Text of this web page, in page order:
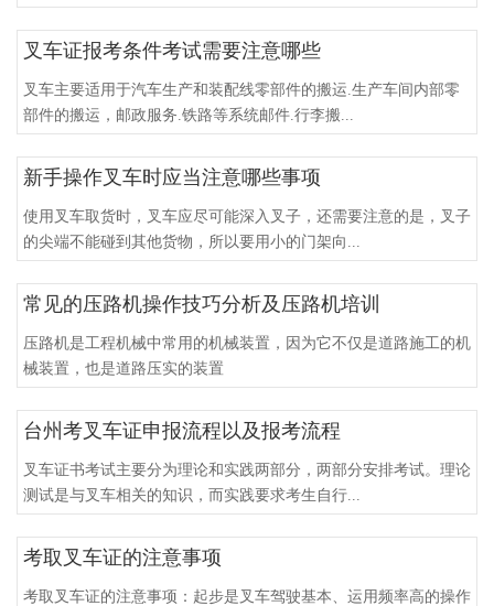
叉车证报考条件考试需要注意哪些
叉车主要适用于汽车生产和装配线零部件的搬运.生产车间内部零
部件的搬运，邮政服务.铁路等系统邮件.行李搬...
新手操作叉车时应当注意哪些事项
使用叉车取货时，叉车应尽可能深入叉子，还需要注意的是，叉子
的尖端不能碰到其他货物，所以要用小的门架向...
常见的压路机操作技巧分析及压路机培训
压路机是工程机械中常用的机械装置，因为它不仅是道路施工的机
械装置，也是道路压实的装置
台州考叉车证申报流程以及报考流程
叉车证书考试主要分为理论和实践两部分，两部分安排考试。理论
测试是与叉车相关的知识，而实践要求考生自行...
考取叉车证的注意事项
考取叉车证的注意事项：起步是叉车驾驶基本、运用频率高的操作